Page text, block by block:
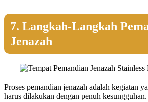
7. Langkah-Langkah
Jenazah
Proses pemandian jenazah adalah kegiatan
harus dilakukan dengan penuh kesungguhan.